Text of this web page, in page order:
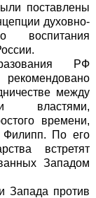
поставлены
духовно-
воспитания
РФ
между
властями,
времени,
По его
встретят
Западом
Запада против